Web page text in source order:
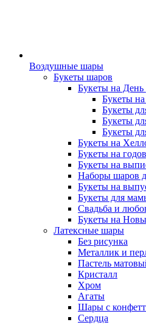
Воздушные шары
Букеты шаров
Букеты на
Букеты
Букеты
Букеты
Букеты
Букеты на
Букеты на
Букеты на
Наборы шаров
Букеты на
Букеты для
Свадьба и
Букеты на
Латексные шары
Без рисунка
Металлик и
Пастель
Кристалл
Хром
Агаты
Шары с
Сердца